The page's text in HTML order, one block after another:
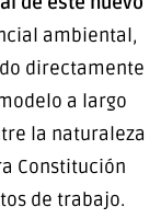
ambiental,
directamente
a largo
la naturaleza
Constitución
de trabajo.